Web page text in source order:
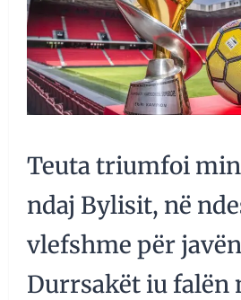
Teuta triumfoi
ndaj Bylisit, në
vlefshme për
Durrsakët iu falën